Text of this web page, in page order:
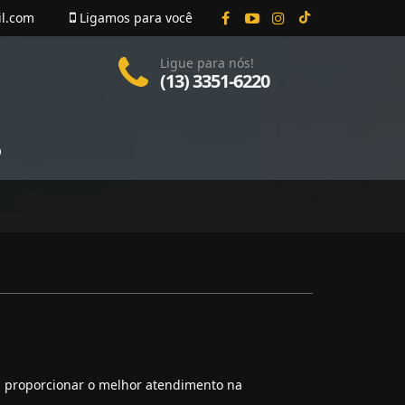
Ligamos para você
Ligue para nós!
(13) 3351-6220
o melhor atendimento na